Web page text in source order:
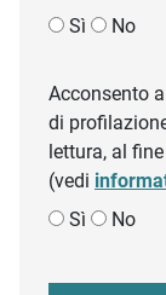
Sì
No
Acconsento
di
lettura, al
(vedi
Sì
No